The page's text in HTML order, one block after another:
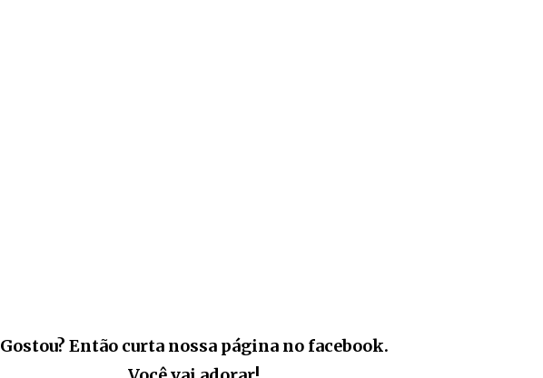
Gostou? Então curta nossa página no facebook.